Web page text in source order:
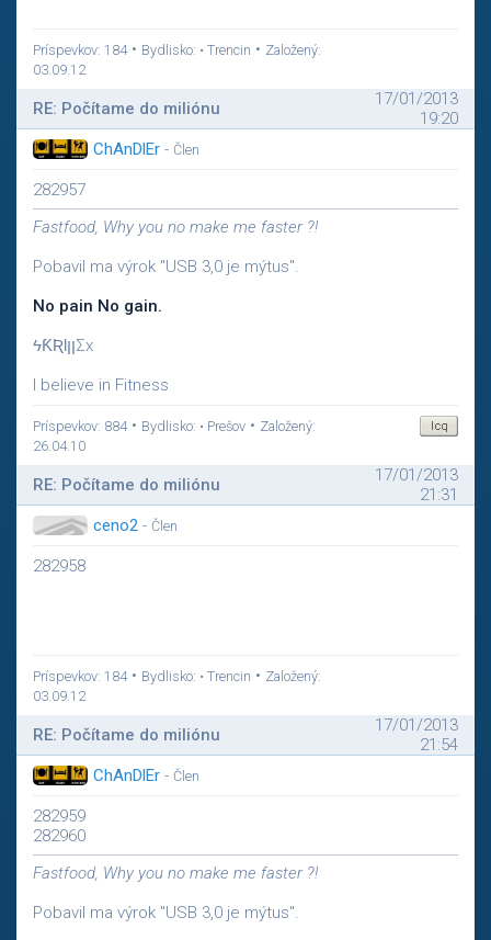
Príspevkov: 184• Bydlisko: • Trencin • Založený:
03.09.12
RE: Počítame do miliónu
17/01/2013
19:20
ChAnDlEr - Člen
282957
Fastfood, Why you no make me faster ?!
Pobavil ma výrok "USB 3,0 je mýtus".
No pain No gain.
ϟƘƦƖןןΣx
I believe in Fitness
Príspevkov: 884• Bydlisko: • Prešov • Založený:
26.04.10
RE: Počítame do miliónu
17/01/2013
21:31
ceno2 - Člen
282958
Príspevkov: 184• Bydlisko: • Trencin • Založený:
03.09.12
RE: Počítame do miliónu
17/01/2013
21:54
ChAnDlEr - Člen
282959
282960
Fastfood, Why you no make me faster ?!
Pobavil ma výrok "USB 3,0 je mýtus".